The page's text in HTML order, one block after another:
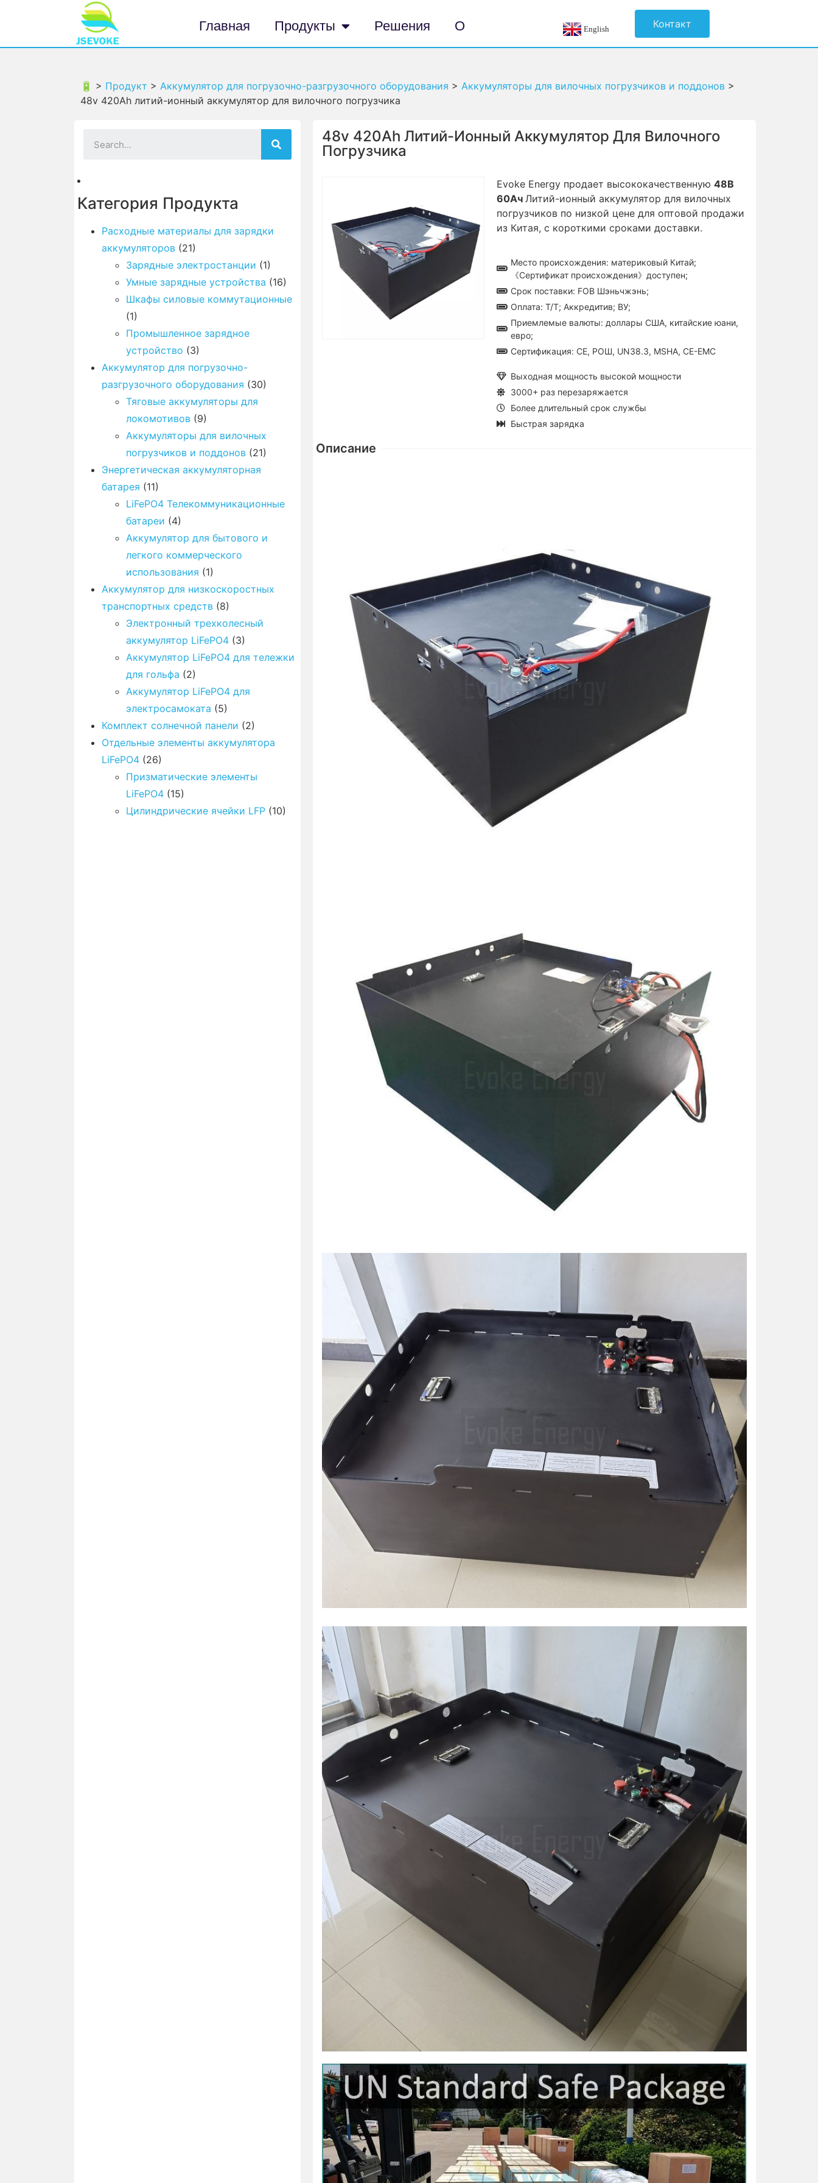
Главная Продукты Решения О English Контакт
🔋 > Продукт > Аккумулятор для погрузочно-разгрузочного оборудования > Аккумуляторы для вилочных погрузчиков и поддонов >
48v 420Ah литий-ионный аккумулятор для вилочного погрузчика
Категория Продукта
Расходные материалы для зарядки
аккумуляторов (21)
Зарядные электростанции (1)
Умные зарядные устройства (16)
Шкафы силовые коммутационные
(1)
Промышленное зарядное
устройство (3)
Аккумулятор для погрузочно-
разгрузочного оборудования (30)
Тяговые аккумуляторы для
локомотивов (9)
Аккумуляторы для вилочных
погрузчиков и поддонов (21)
Энергетическая аккумуляторная
батарея (11)
LiFePO4 Телекоммуникационные
батареи (4)
Аккумулятор для бытового и
легкого коммерческого
использования (1)
Аккумулятор для низкоскоростных
транспортных средств (8)
Электронный трехколесный
аккумулятор LiFePO4 (3)
Аккумулятор LiFePO4 для тележки
для гольфа (2)
Аккумулятор LiFePO4 для
электросамоката (5)
Комплект солнечной панели (2)
Отдельные элементы аккумулятора
LiFePO4 (26)
Призматические элементы
LiFePO4 (15)
Цилиндрические ячейки LFP (10)
48v 420Ah Литий-Ионный Аккумулятор Для Вилочного
Погрузчика
Evoke Energy продает высококачественную48В
60АчЛитий-ионный аккумулятор для вилочных
погрузчиков по низкой цене для оптовой продажи
из Китая, с короткими сроками доставки.
Место происхождения: материковый Китай;
《Сертификат происхождения》доступен;
Срок поставки: FOB Шэньчжэнь;
Оплата: Т/Т; Аккредитив; ВУ;
Приемлемые валюты: доллары США, китайские юани,
евро;
Сертификация: CE, РОШ, UN38.3, MSHA, CE-EMC
Выходная мощность высокой мощности
3000+ раз перезаряжается
Более длительный срок службы
Быстрая зарядка
Описание